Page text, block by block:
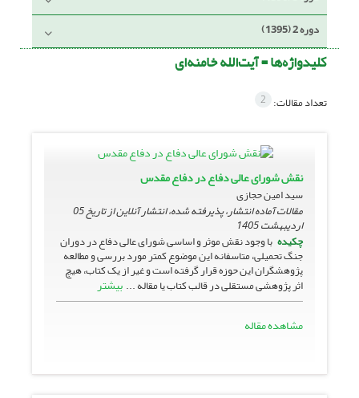
دوره 2 (1395)
کلیدواژه‌ها =آیت‌الله خامنه‌ای
تعداد مقالات: 2
نقش شورای عالی دفاع در دفاع مقدس
سید امین حجازی
مقالات آماده انتشار، پذیرفته شده، انتشار آنلاین از تاریخ05
اردیبهشت 1405
چکیده با وجود نقش موثر و اساسی شورای عالی دفاع در دوران
جنگ تحمیلی، متاسفانه این موضوع کمتر مورد بررسی و مطالعه
پژوهشگران این حوزه قرار گرفته است و غیر از یک کتاب، هیچ
اثر پژوهشی مستقلی در قالب کتاب یا مقاله ... بیشتر
مشاهده مقاله